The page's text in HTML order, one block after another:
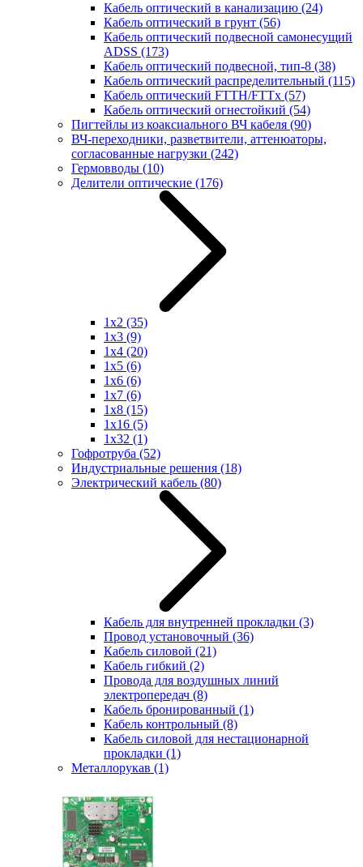
Кабель оптический в канализацию (24)
Кабель оптический в грунт (56)
Кабель оптический подвесной самонесущий
ADSS (173)
Кабель оптический подвесной, тип-8 (38)
Кабель оптический распределительный (115)
Кабель оптический FTTH/FTTx (57)
Кабель оптический огнестойкий (54)
Пигтейлы из коаксиального ВЧ кабеля (90)
ВЧ-переходники, разветвители, аттенюаторы,
согласованные нагрузки (242)
Гермовводы (10)
Делители оптические (176)
1x2 (35)
1x3 (9)
1x4 (20)
1x5 (6)
1x6 (6)
1x7 (6)
1x8 (15)
1x16 (5)
1x32 (1)
Гофротруба (52)
Индустриальные решения (18)
Электрический кабель (80)
Кабель для внутренней прокладки (3)
Провод установочный (36)
Кабель силовой (21)
Кабель гибкий (2)
Провода для воздушных линий
электропередач (8)
Кабель бронированный (1)
Кабель контрольный (8)
Кабель силовой для нестационарной
прокладки (1)
Металлорукав (1)